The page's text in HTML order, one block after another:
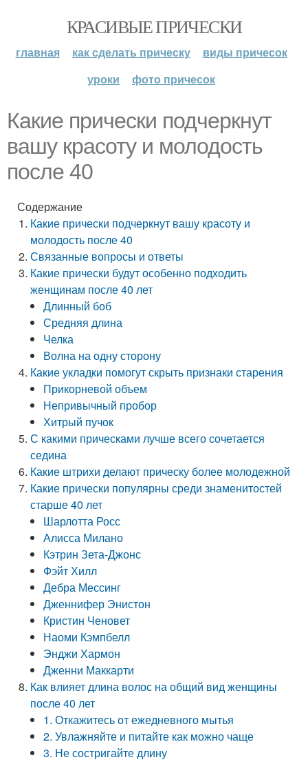
КРАСИВЫЕ ПРИЧЕСКИ
главная как сделать прическу
виды причесок
уроки
фото причесок
Какие прически подчеркнут
вашу красоту и молодость
после 40
Содержание
Какие прически подчеркнут вашу красоту и
молодость после 40
Связанные вопросы и ответы
Какие прически будут особенно подходить
женщинам после 40 лет
Длинный боб
Средняя длина
Челка
Волна на одну сторону
Какие укладки помогут скрыть признаки старения
Прикорневой объем
Непривычный пробор
Хитрый пучок
С какими прическами лучше всего сочетается
седина
Какие штрихи делают прическу более молодежной
Какие прически популярны среди знаменитостей
старше 40 лет
Шарлотта Росс
Алисса Милано
Кэтрин Зета-Джонс
Фэйт Хилл
Дебра Мессинг
Дженнифер Энистон
Кристин Ченовет
Наоми Кэмпбелл
Энджи Хармон
Дженни Маккарти
Как влияет длина волос на общий вид женщины
после 40 лет
1. Откажитесь от ежедневного мытья
2. Увлажняйте и питайте как можно чаще
3. Не состригайте длину